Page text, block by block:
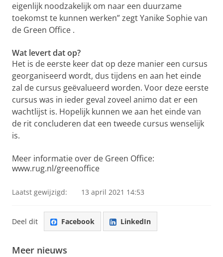
eigenlijk noodzakelijk om naar een duurzame
toekomst te kunnen werken” zegt Yanike Sophie van
de Green Office .
Wat levert dat op?
Het is de eerste keer dat op deze manier een cursus
georganiseerd wordt, dus tijdens en aan het einde
zal de cursus geëvalueerd worden. Voor deze eerste
cursus was in ieder geval zoveel animo dat er een
wachtlijst is. Hopelijk kunnen we aan het einde van
de rit concluderen dat een tweede cursus wenselijk
is.
Meer informatie over de Green Office:
www.rug.nl/greenoffice
Laatst gewijzigd: 13 april 2021 14:53
Deel dit Facebook LinkedIn
Meer nieuws